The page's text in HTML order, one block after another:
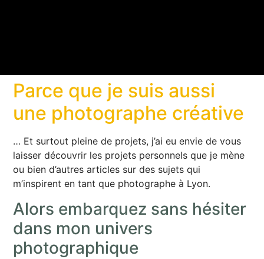
Parce que je suis aussi
une photographe créative
… Et surtout pleine de projets, j’ai eu envie de vous
laisser découvrir les projets personnels que je mène
ou bien d’autres articles sur des sujets qui
m’inspirent en tant que photographe à Lyon.
Alors embarquez sans hésiter
dans mon univers
photographique